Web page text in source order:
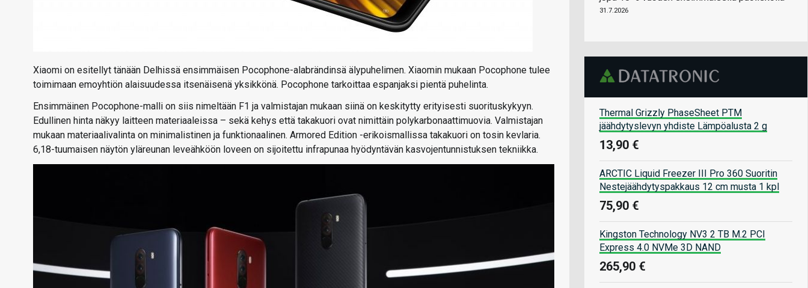
Xiaomi on esitellyt tänään Delhissä ensimmäisen Pocophone-alabrändinsä älypuhelimen. Xiaomin mukaan Pocophone tulee
toimimaan emoyhtiön alaisuudessa itsenäisenä yksikkönä. Pocophone tarkoittaa espanjaksi pientä puhelinta.
Ensimmäinen Pocophone-malli on siis nimeltään F1 ja valmistajan mukaan siinä on keskitytty erityisesti suorituskykyyn.
Edullinen hinta näkyy laitteen materiaaleissa – sekä kehys että takakuori ovat nimittäin polykarbonaattimuovia. Valmistajan
mukaan materiaalivalinta on minimalistinen ja funktionaalinen. Armored Edition -erikoismallissa takakuori on tosin kevlaria.
6,18-tuumaisen näytön yläreunan leveähköön loveen on sijoitettu infrapunaa hyödyntävän kasvojentunnistuksen tekniikka.
31.7.2026
Thermal Grizzly PhaseSheet PTM
jäähdytyslevyn yhdiste Lämpöalusta 2 g
13,90 €
ARCTIC Liquid Freezer III Pro 360 Suoritin
Nestejäähdytyspakkaus 12 cm musta 1 kpl
75,90 €
Kingston Technology NV3 2 TB M.2 PCI
Express 4.0 NVMe 3D NAND
265,90 €